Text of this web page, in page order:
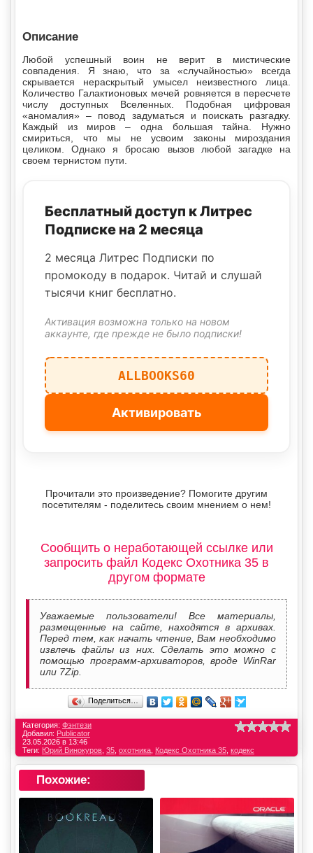
Описание
Любой успешный воин не верит в мистические
совпадения. Я знаю, что за «случайностью» всегда
скрывается нераскрытый умысел неизвестного лица.
Количество Галактионовых мечей ровняется в пересчете
числу доступных Вселенных. Подобная цифровая
«аномалия» – повод задуматься и поискать разгадку.
Каждый из миров – одна большая тайна. Нужно
смириться, что мы не усвоим законы мироздания
целиком. Однако я бросаю вызов любой загадке на
своем тернистом пути.
Бесплатный доступ к Литрес
Подписке на 2 месяца
2 месяца Литрес Подписки по
промокоду в подарок. Читай и слушай
тысячи книг бесплатно.
Активация возможна только на новом
аккаунте, где прежде не было подписки!
ALLBOOKS60
Активировать
Прочитали это произведение? Помогите другим
посетителям - поделитесь своим мнением о нем!
Сообщить о неработающей ссылке или
запросить файл Кодекс Охотника 35 в
другом формате
Уважаемые пользователи! Все материалы,
размещенные на сайте, находятся в архивах.
Перед тем, как начать чтение, Вам необходимо
извлечь файлы из них. Сделать это можно с
помощью программ-архиваторов, вроде WinRar
или 7Zip.
Поделиться…
Категория: Фэнтези
Добавил: Publicator
23.05.2026 в 13:46
Теги: Юрий Винокуров 35 охотника Кодекс Охотника 35 кодекс
Похожие: